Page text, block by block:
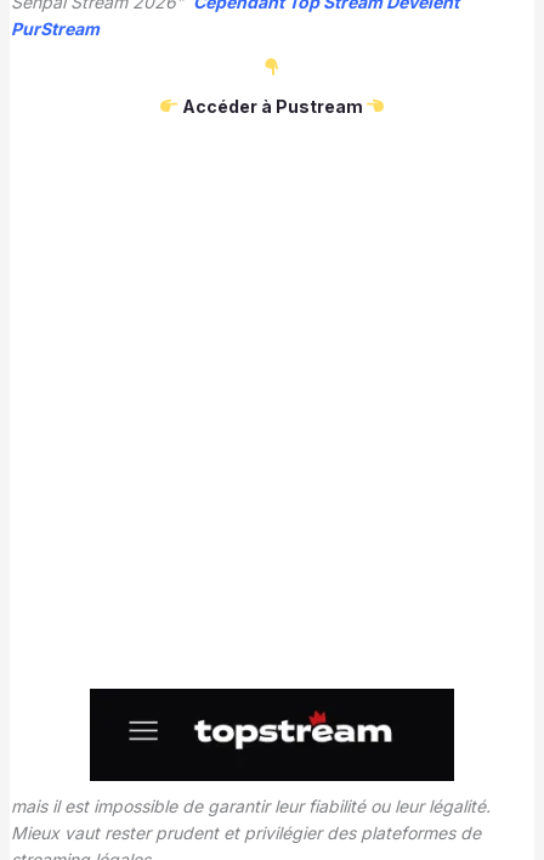
PurStream
Accéder à Pustream
mais il est impossible de garantir leur fiabilité ou leur légalité.
Mieux vaut rester prudent et privilégier des plateformes de